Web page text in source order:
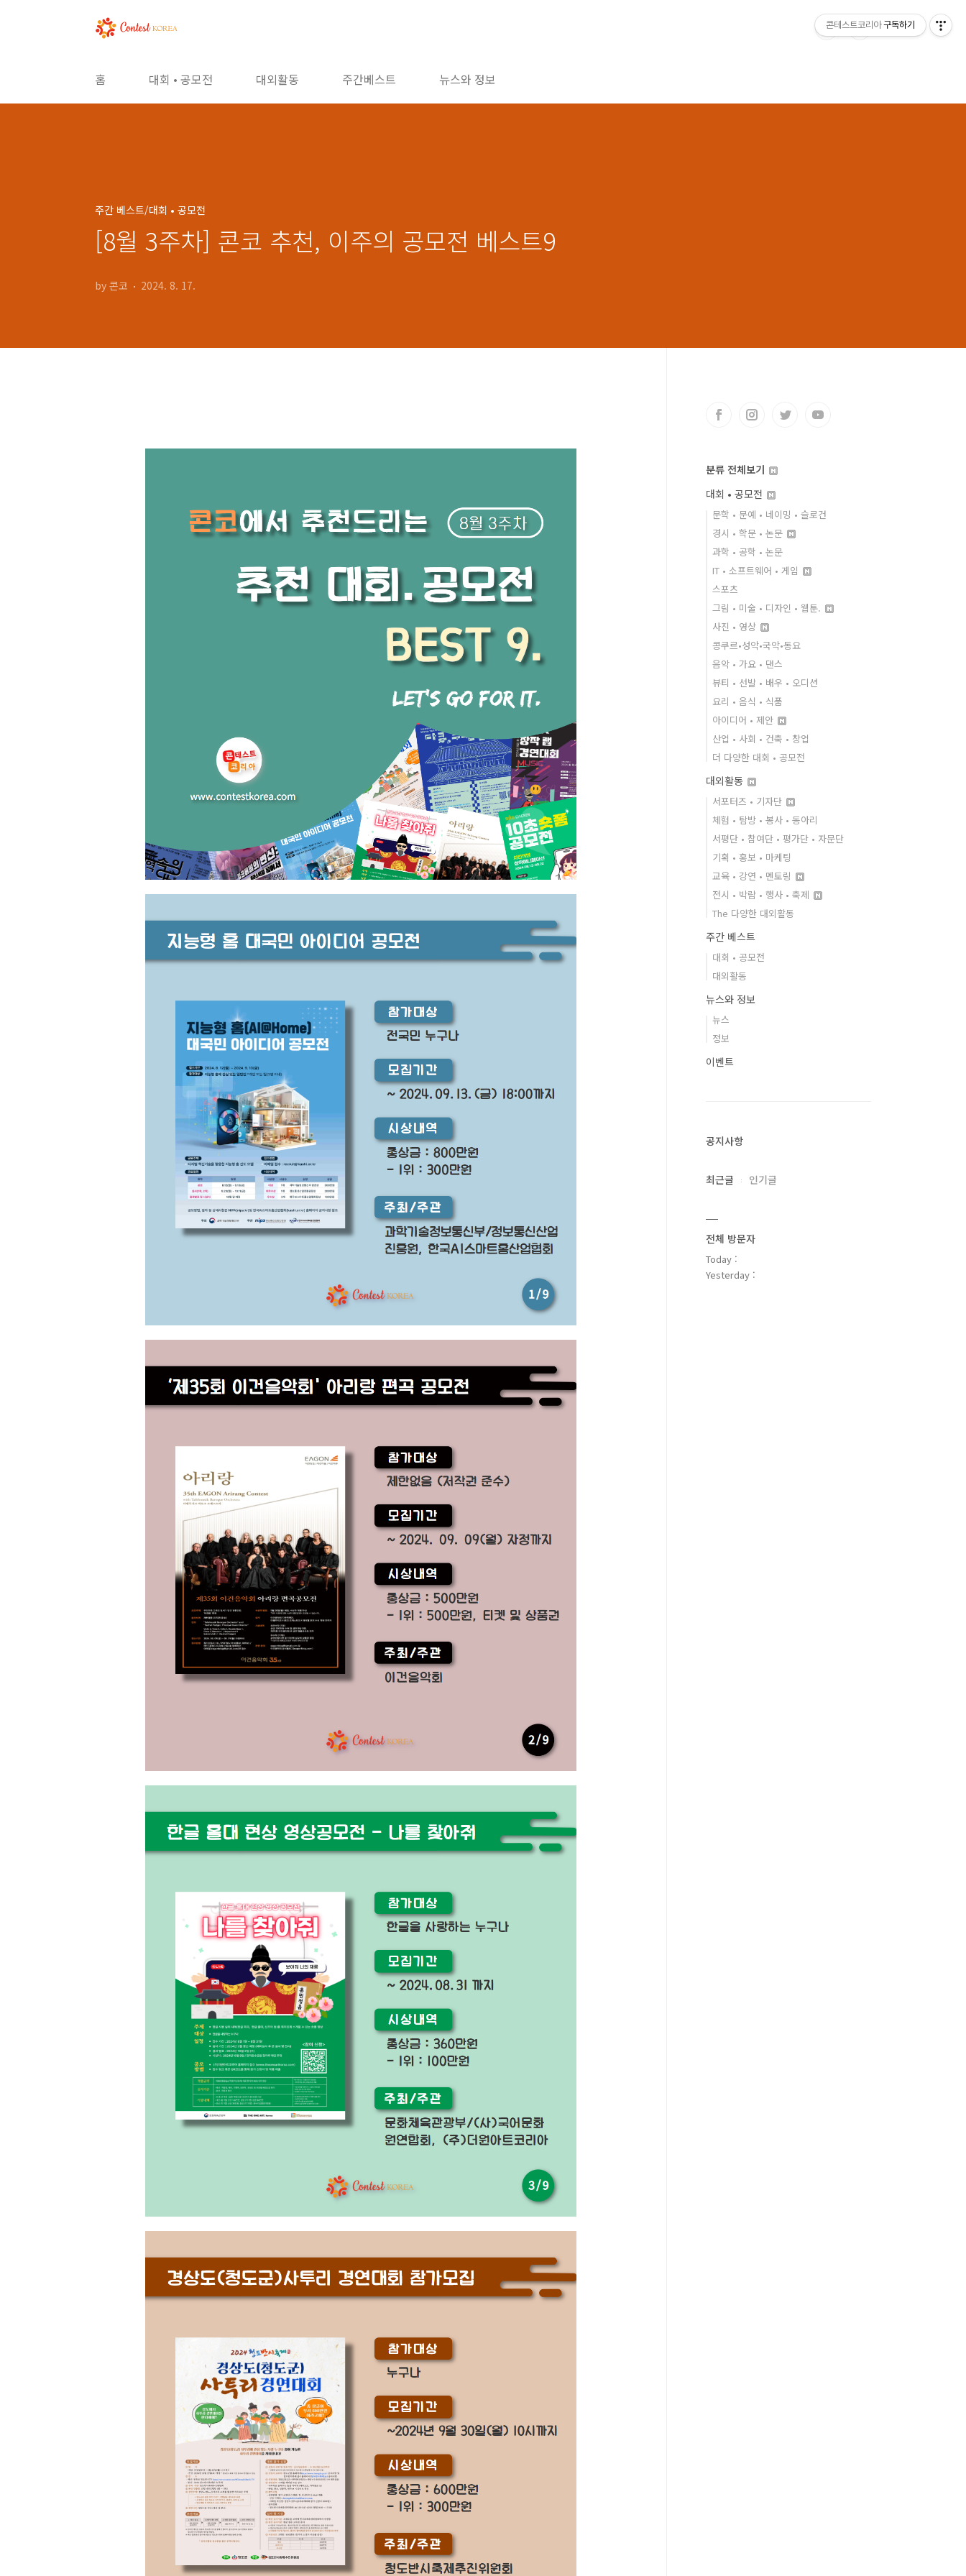
홈 대회 • 공모전 대외활동 주간베스트 뉴스와 정보
주간 베스트/대회 • 공모전
[8월 3주차] 콘코 추천, 이주의 공모전 베스트9
by 콘코 2024. 8. 17.
분류 전체보기
대회 • 공모전
문학 • 문예 • 네이밍 • 슬로건
경시 • 학문 • 논문
과학 • 공학 • 논문
IT • 소프트웨어 • 게임
스포츠
그림 • 미술 • 디자인 • 웹툰.
사진 • 영상
콩쿠르•성악•국악•동요
음악 • 가요 • 댄스
뷰티 • 선발 • 배우 • 오디션
요리 • 음식 • 식품
아이디어 • 제안
산업 • 사회 • 건축 • 창업
더 다양한 대회 • 공모전
대외활동
서포터즈 • 기자단
체험 • 탐방 • 봉사 • 동아리
서평단 • 참여단 • 평가단 • 자문단
기획 • 홍보 • 마케팅
교육 • 강연 • 멘토링
전시 • 박람 • 행사 • 축제
The 다양한 대외활동
주간 베스트
대회 • 공모전
대외활동
뉴스와 정보
뉴스
정보
이벤트
공지사항
최근글 인기글
전체 방문자
Today :
Yesterday :
콘테스트코리아 구독하기